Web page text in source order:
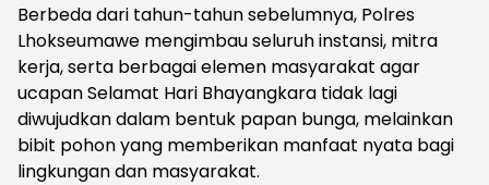
Berbeda dari tahun-tahun sebelumnya, Polres
Lhokseumawe mengimbau seluruh instansi, mitra
kerja, serta berbagai elemen masyarakat agar
ucapan Selamat Hari Bhayangkara tidak lagi
diwujudkan dalam bentuk papan bunga, melainkan
bibit pohon yang memberikan manfaat nyata bagi
lingkungan dan masyarakat.